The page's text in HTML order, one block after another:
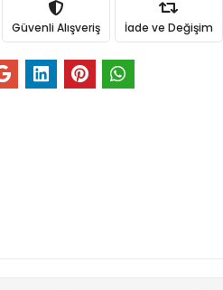
Güvenli Alışveriş İade ve Değişim